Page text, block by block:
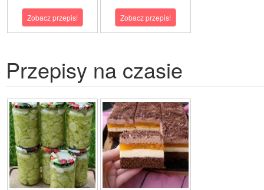
Zobacz przepis! Zobacz przepis!
Przepisy na czasie